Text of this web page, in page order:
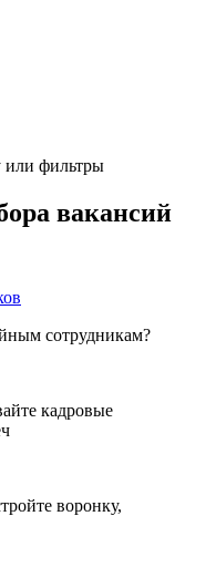
или фильтры
вакансий
сотрудникам?
кадровые
воронку,